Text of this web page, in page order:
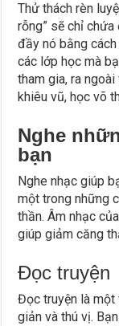
Thử thách rèn
rỗng” sẽ chỉ
đầy nó bằng
các lớp học mà
tham gia, ra
khiêu vũ, học võ
Nghe
bạn
Nghe nhạc giúp
một trong những
thần. Âm nhạc
giúp giảm căng
Đọc truyện
Đọc truyện là một
giản và thú vị.